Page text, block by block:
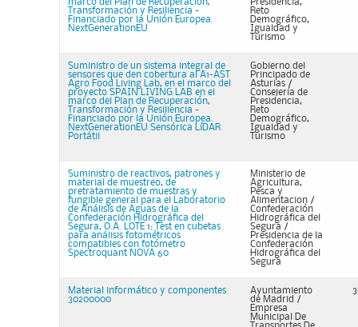
marco del Plan de Recuperación,
Transformación y Resiliencia -
Financiado por la Unión Europea.
NextGenerationEU
Presidencia,
Reto
Demográfico,
Igualdad y
Turismo
Suministro de un sistema integral de
sensores que den cobertura al A1-AST
Agro Food Living Lab, en el marco del
proyecto SPAIN LIVING LAB en el
marco del Plan de Recuperación,
Transformación y Resiliencia -
Financiado por la Unión Europea.
NextGenerationEU Sensórica LíDAR
Portátil
Gobierno del
Principado de
Asturias /
Consejería de
Presidencia,
Reto
Demográfico,
Igualdad y
Turismo
Suministro de reactivos, patrones y
material de muestreo, de
pretratamiento de muestras y
fungible general para el Laboratorio
de Análisis de Aguas de la
Confederación Hidrográfica del
Segura, O.A. LOTE 1: Test en cubetas
para análisis fotométricos
compatibles con fotómetro
Spectroquant NOVA 60
Ministerio de
Agricultura,
Pesca y
Alimentacion /
Confederación
Hidrográfica del
Segura /
Presidencia de la
Confederación
Hidrográfica del
Segura
Material informático y componentes
30200000
Ayuntamiento
de Madrid /
Empresa
Municipal De